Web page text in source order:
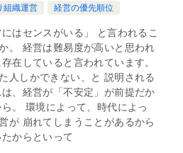
組織運営
経営の優先順位
はセンスがいる」 と言われるこ
。 経営は難易度が高いと思われ
在していると言われています。
人しかできない、と 説明される
、経営が「不安定」が前提だか
。 環境によって、時代によっ
が 崩れてしまうことがあるから
からといって